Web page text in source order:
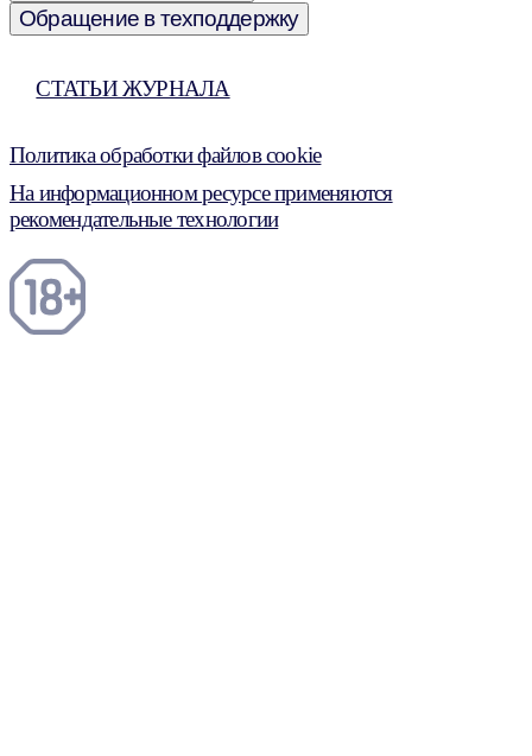
Обращение в техподдержку
СТАТЬИ ЖУРНАЛА
Политика обработки файлов cookie
На информационном ресурсе применяются
рекомендательные технологии